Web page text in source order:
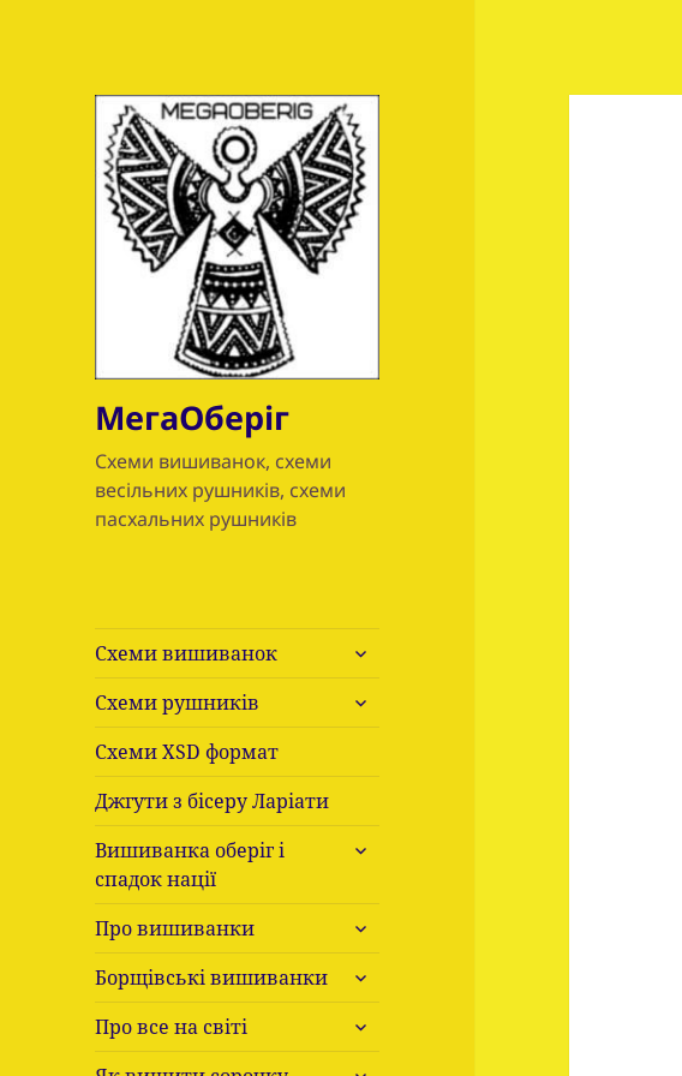
МегаОберіг
Схеми вишиванок, схеми
весільних рушників, схеми
пасхальних рушників
Схеми вишиванок
розгорнути
Схеми рушників
розгорнути
Схеми ХSD формат
Джгути з бісеру Ларіати
Вишиванка оберіг і
спадок нації
розгорнути
Про вишиванки
розгорнути
Борщівські вишиванки
розгорнути
Про все на світі
розгорнути
розгорнути